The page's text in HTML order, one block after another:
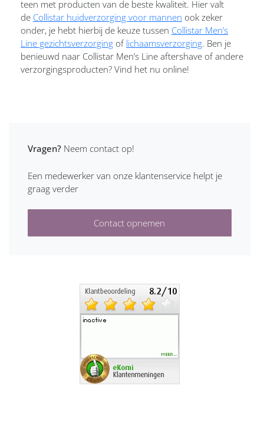
teen met producten van de beste kwaliteit. Hier valt
de Collistar huidverzorging voor mannen ook zeker
onder, je hebt hierbij de keuze tussen Collistar Men’s
Line gezichtsverzorging of lichaamsverzorging. Ben je
benieuwd naar Collistar Men’s Line aftershave of andere
verzorgingsproducten? Vind het nu online!
Vragen? Neem contact op!
Een medewerker van onze klantenservice helpt je
graag verder
Contact opnemen